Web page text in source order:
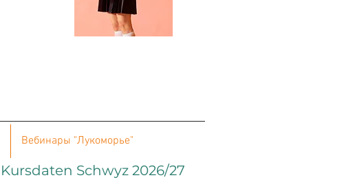
Вебинары "Лукоморье"
Kursdaten Schwyz 2026/27